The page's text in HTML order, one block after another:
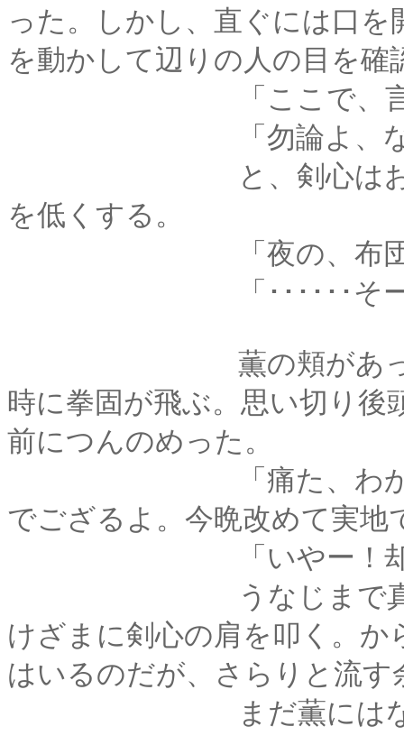
った。しかし、直ぐには口
を動かして辺りの人の目を確
「ここで、言って
「勿論よ、なん
と、剣心はおもむろ
を低くする。
「夜の、布団の中
「･･････そーゆー
薫の頬があっという
時に拳固が飛ぶ。思い切り
前につんのめった。
「痛た、わかったわ
でござるよ。今晩改めて実地
「いやー！却下却
うなじまで真っ赤に
けざまに剣心の肩を叩く。
はいるのだが、さらりと流す
まだ薫にはなか